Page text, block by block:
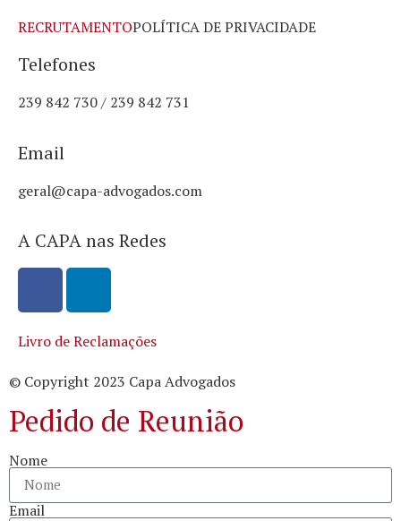
RECRUTAMENTOPOLÍTICA DE PRIVACIDADE
Telefones
239 842 730 / 239 842 731
Email
geral@capa-advogados.com
A CAPA nas Redes
Livro de Reclamações
© Copyright 2023 Capa Advogados
Pedido de Reunião
Nome
Email